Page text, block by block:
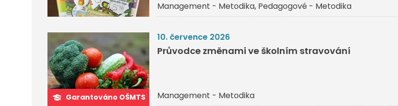
Management - Metodika Pedagogové - Metodika
Garantováno OŠMTS
10. července 2026
Průvodce změnami ve školním stravování
Management - Metodika